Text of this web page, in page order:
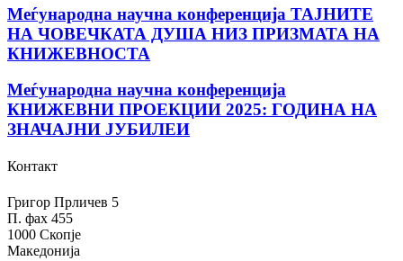
Меѓународна научна конференција ТАЈНИТЕ
НА ЧОВЕЧКАТА ДУША НИЗ ПРИЗМАТА НА
КНИЖЕВНОСТА
Меѓународна научна конференција
КНИЖЕВНИ ПРОЕКЦИИ 2025: ГОДИНА НА
ЗНАЧАЈНИ ЈУБИЛЕИ
Контакт
Григор Прличев 5
П. фах 455
1000 Скопје
Македонија